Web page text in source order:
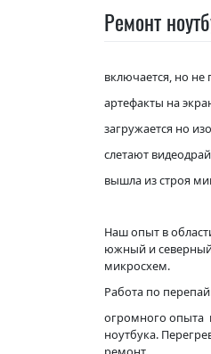
Ремонт
включается, но
артефакты на
загружается но
слетают
вышла из строя
Наш опыт в
южный и
микросхем.
Работа по
огромного опыта
ноутбука.